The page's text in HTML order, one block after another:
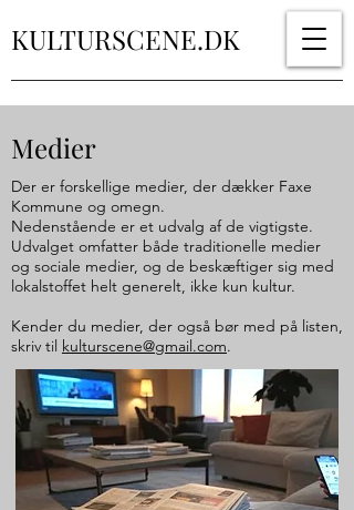
KULTURSCENE.DK
Medier
Der er forskellige medier, der dækker Faxe
Kommune og omegn.
Nedenstående er et udvalg af de vigtigste.
Udvalget omfatter både traditionelle medier
og sociale medier, og de beskæftiger sig med
lokalstoffet helt generelt, ikke kun kultur.
Kender du medier, der også bør med på listen,
skriv til kulturscene@gmail.com.